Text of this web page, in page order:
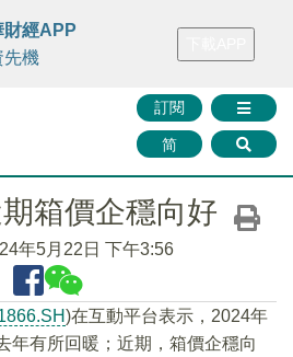
FINMETA 財華證券 媒體矩陣
訂閱
简
財經APP
先機
箱價企穩向好
年5月22日 下午3:56
)在互動平台表示，2024年
年有所回暖；近期，箱價企穩向